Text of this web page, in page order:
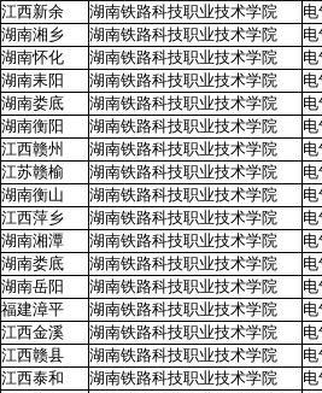
江西新余 湖南铁路科技职业技术学院
湖南湘乡 湖南铁路科技职业技术学院
湖南怀化 湖南铁路科技职业技术学院
湖南耒阳 湖南铁路科技职业技术学院
湖南娄底 湖南铁路科技职业技术学院
湖南衡阳 湖南铁路科技职业技术学院
江西赣州 湖南铁路科技职业技术学院
江苏赣榆 湖南铁路科技职业技术学院
湖南衡山 湖南铁路科技职业技术学院
江西萍乡 湖南铁路科技职业技术学院
湖南湘潭 湖南铁路科技职业技术学院
湖南娄底 湖南铁路科技职业技术学院
湖南岳阳 湖南铁路科技职业技术学院
福建漳平 湖南铁路科技职业技术学院
江西金溪 湖南铁路科技职业技术学院
江西赣县 湖南铁路科技职业技术学院
江西泰和 湖南铁路科技职业技术学院